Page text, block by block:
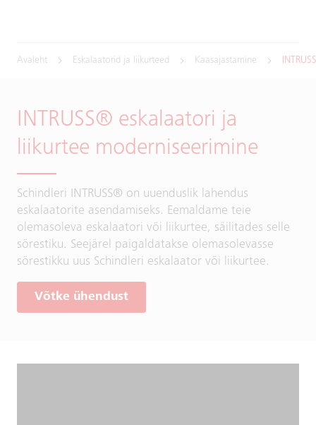
Avaleht Eskalaatorid ja liikurteed Kaasajastamine
INTRUSS® eskalaatori ja
liikurtee moderniseerimine
Schindleri INTRUSS® on uuenduslik lahendus
eskalaatorite asendamiseks. Eemaldame teie
olemasoleva eskalaatori või liikurtee, säilitades selle
sõrestiku. Seejärel paigaldatakse olemasolevasse
sõrestikku uus Schindleri eskalaator või liikurtee.
Võtke ühendust